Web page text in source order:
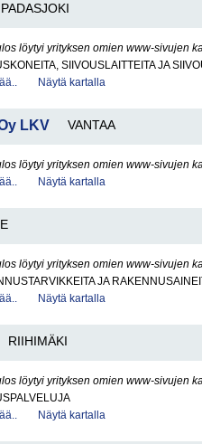
PADASJOKI
löytyi yrityksen omien www-sivujen
SIIVOUSLAITTEITA JA
Näytä kartalla
LKV VANTAA
löytyi yrityksen omien www-sivujen
Näytä kartalla
löytyi yrityksen omien www-sivujen
JA
Näytä kartalla
RIIHIMÄKI
löytyi yrityksen omien www-sivujen
Näytä kartalla